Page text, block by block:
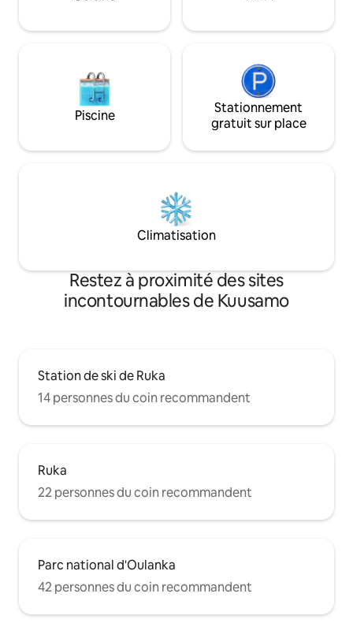
Piscine
Stationnement
gratuit sur place
Climatisation
Restez à proximité des sites
incontournables de Kuusamo
Station de ski de Ruka
14 personnes du coin recommandent
Ruka
22 personnes du coin recommandent
Parc national d'Oulanka
42 personnes du coin recommandent